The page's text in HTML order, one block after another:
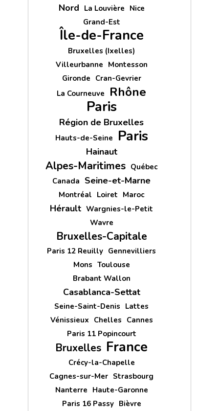
Nord La Louvière Nice
Grand-Est
Île-de-France
Bruxelles (Ixelles)
Villeurbanne Montesson
Gironde Cran-Gevrier
La Courneuve
Rhône
Paris
Région de Bruxelles
Hauts-de-Seine Paris
Hainaut
Alpes-Maritimes Québec
Canada Seine-et-Marne
Montréal Loiret Maroc
Hérault Wargnies-le-Petit
Wavre
Bruxelles-Capitale
Paris 12 Reuilly Gennevilliers
Mons Toulouse
Brabant Wallon
Casablanca-Settat
Seine-Saint-Denis Lattes
Vénissieux Chelles Cannes
Paris 11 Popincourt
Bruxelles France
Crécy-la-Chapelle
Cagnes-sur-Mer Strasbourg
Nanterre Haute-Garonne
Paris 16 Passy Bièvre